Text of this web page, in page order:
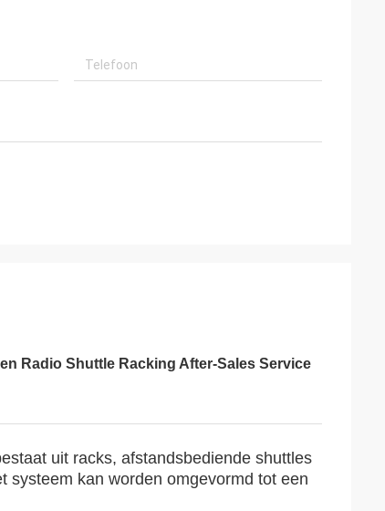
Radio Shuttle Racking After-Sales Service
uit racks, afstandsbediende shuttles
systeem kan worden omgevormd tot een